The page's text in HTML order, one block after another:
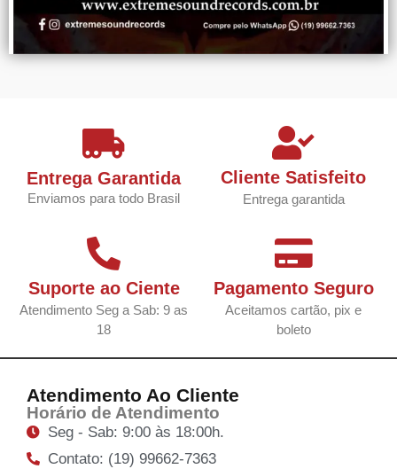
Entrega Garantida
Enviamos para todo Brasil
Cliente Satisfeito
Entrega garantida
Suporte ao Ciente
Atendimento Seg a Sab: 9 as
18
Pagamento Seguro
Aceitamos cartão, pix e
boleto
Atendimento Ao Cliente
Horário de Atendimento
Seg - Sab: 9:00 às 18:00h.
Contato: (19) 99662-7363